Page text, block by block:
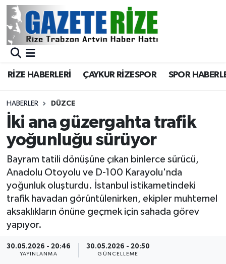
RİZE HABERLERİ ÇAYKUR RİZESPOR SPOR
HABERLER DÜZCE
İki ana güzergahta trafik
yoğunluğu sürüyor
Bayram tatili dönüşüne çıkan binlerce sürücü,
Anadolu Otoyolu ve D-100 Karayolu'nda
yoğunluk oluşturdu. İstanbul istikametindeki
trafik havadan görüntülenirken, ekipler muhtemel
aksaklıkların önüne geçmek için sahada görev
yapıyor.
30.05.2026 - 20:46
YAYINLANMA
30.05.2026 - 20:50
GÜNCELLEME
BÖLGEMİZ
Asayiş
Rize Jandarma Komutanlığı
Bilim Teknoloji
Advertising news
Canlı Maç
ÇEVRE
Merkez Nöbetçi Eczaneler
Merkez Trafik Yoğunluk Haritası
Süper Lig Puan Durumu ve Fikstür
Tüm Manşetler
Son Dakika Haberleri
Haber Arşivi